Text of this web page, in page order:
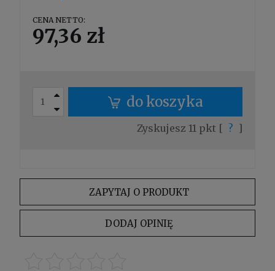
CENA NETTO:
97,36 zł
do koszyka
Zyskujesz 11pkt [ ? ]
ZAPYTAJ O PRODUKT
DODAJ OPINIĘ